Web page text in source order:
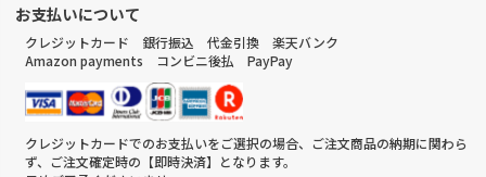
お支払いについて
クレジットカード 銀行振込 代金引換 楽天バンク
Amazon payments コンビニ後払 PayPay
クレジットカードでのお支払いをご選択の場合、ご注文商品の納期に関わら
ず、ご注文確定時の【即時決済】となります。